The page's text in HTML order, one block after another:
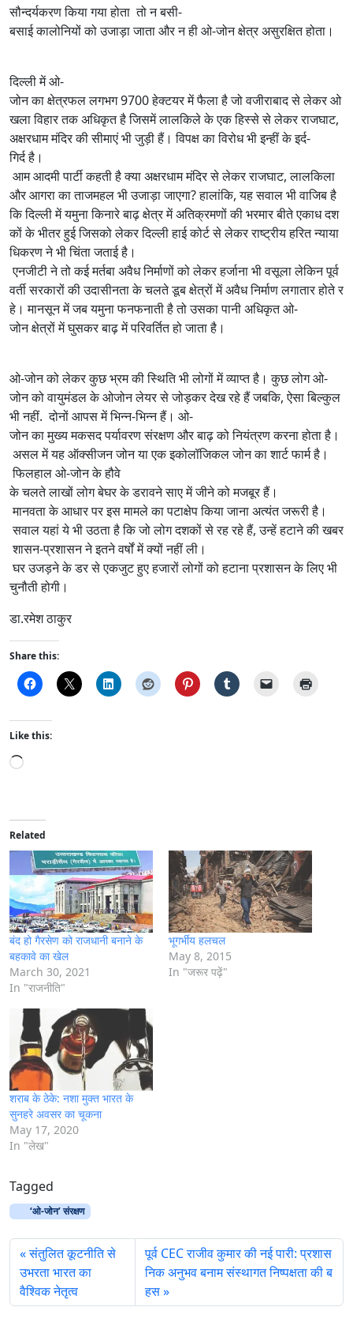
सौन्दर्यकरण किया गया होता तो न बसी-
बसाई कालोनियों को उजाड़ा जाता और न ही ओ-जोन क्षेत्र असुरक्षित होता।
दिल्ली में ओ-
जोन का क्षेत्रफल लगभग 9700 हेक्टयर में फैला है जो वजीराबाद से लेकर ओ
खला विहार तक अधिकृत है जिसमें लालकिले के एक हिस्से से लेकर राजघाट,
अक्षरधाम मंदिर की सीमाएं भी जुड़ी हैं। विपक्ष का विरोध भी इन्हीं के इर्द-
गिर्द है।
आम आदमी पार्टी कहती है क्या अक्षरधाम मंदिर से लेकर राजघाट, लालकिला
और आगरा का ताजमहल भी उजाड़ा जाएगा? हालांकि, यह सवाल भी वाजिब है
कि दिल्ली में यमुना किनारे बाढ़ क्षेत्र में अतिक्रमणों की भरमार बीते एकाध दश
कों के भीतर हुई जिसको लेकर दिल्ली हाई कोर्ट से लेकर राष्ट्रीय हरित न्याया
धिकरण ने भी चिंता जताई है।
एनजीटी ने तो कई मर्तबा अवैध निर्माणों को लेकर हर्जाना भी वसूला लेकिन पूर्व
वर्ती सरकारों की उदासीनता के चलते डूब क्षेत्रों में अवैध निर्माण लगातार होते र
हे। मानसून में जब यमुना फनफनाती है तो उसका पानी अधिकृत ओ-
जोन क्षेत्रों में घुसकर बाढ़ में परिवर्तित हो जाता है।
ओ-जोन को लेकर कुछ भ्रम की स्थिति भी लोगों में व्याप्त है। कुछ लोग ओ-
जोन को वायुमंडल के ओजोन लेयर से जोड़कर देख रहे हैं जबकि, ऐसा बिल्कुल
भी नहीं. दोनों आपस में भिन्न-भिन्न हैं। ओ-
जोन का मुख्य मकसद पर्यावरण संरक्षण और बाढ़ को नियंत्रण करना होता है।
असल में यह ऑक्सीजन जोन या एक इकोलॉजिकल जोन का शार्ट फार्म है।
फिलहाल ओ-जोन के हौवे
के चलते लाखों लोग बेघर के डरावने साए में जीने को मजबूर हैं।
मानवता के आधार पर इस मामले का पटाक्षेप किया जाना अत्यंत जरूरी है।
सवाल यहां ये भी उठता है कि जो लोग दशकों से रह रहे हैं, उन्हें हटाने की खबर
शासन-प्रशासन ने इतने वर्षों में क्यों नहीं ली।
घर उजड़ने के डर से एकजुट हुए हजारों लोगों को हटाना प्रशासन के लिए भी
चुनौती होगी।
डा.रमेश ठाकुर
Share this:
Like this:
L
d
i
n
g
…
Related
बंद हो गैरसेण को राजधानी बनाने के
बहकावे का खेल
March 30, 2021
In "राजनीति"
भूगर्भीय हलचल
May 8, 2015
In "जरूर पढ़ें"
शराब के ठेके: नशा मुक्त भारत के
सुनहरे अवसर का चूकना
May 17, 2020
In "लेख"
Tagged
‘ओ-जोन’ संरक्षण
संतुलित कूटनीति से
उभरता भारत का
वैश्विक नेतृत्व
पूर्व CEC राजीव कुमार की नई पारी: प्रशास
निक अनुभव बनाम संस्थागत निष्पक्षता की ब
हस